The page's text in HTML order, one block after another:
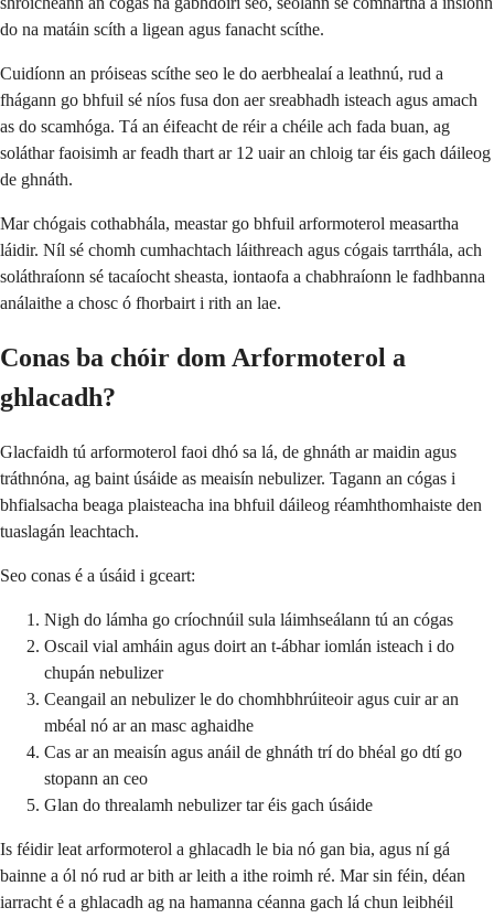
do na matáin scíth a ligean agus fanacht scíthe.
Cuidíonn an próiseas scíthe seo le do aerbhealaí a leathnú, rud a
fhágann go bhfuil sé níos fusa don aer sreabhadh isteach agus amach
as do scamhóga. Tá an éifeacht de réir a chéile ach fada buan, ag
soláthar faoisimh ar feadh thart ar 12 uair an chloig tar éis gach dáileog
de ghnáth.
Mar chógais cothabhála, meastar go bhfuil arformoterol measartha
láidir. Níl sé chomh cumhachtach láithreach agus cógais tarrthála, ach
soláthraíonn sé tacaíocht sheasta, iontaofa a chabhraíonn le fadhbanna
análaithe a chosc ó fhorbairt i rith an lae.
Conas ba chóir dom Arformoterol a
ghlacadh?
Glacfaidh tú arformoterol faoi dhó sa lá, de ghnáth ar maidin agus
tráthnóna, ag baint úsáide as meaisín nebulizer. Tagann an cógas i
bhfialsacha beaga plaisteacha ina bhfuil dáileog réamhthomhaiste den
tuaslagán leachtach.
Seo conas é a úsáid i gceart:
Nigh do lámha go críochnúil sula láimhseálann tú an cógas
Oscail vial amháin agus doirt an t-ábhar iomlán isteach i do
chupán nebulizer
Ceangail an nebulizer le do chomhbhrúiteoir agus cuir ar an
mbéal nó ar an masc aghaidhe
Cas ar an meaisín agus anáil de ghnáth trí do bhéal go dtí go
stopann an ceo
Glan do threalamh nebulizer tar éis gach úsáide
Is féidir leat arformoterol a ghlacadh le bia nó gan bia, agus ní gá
bainne a ól nó rud ar bith ar leith a ithe roimh ré. Mar sin féin, déan
iarracht é a ghlacadh ag na hamanna céanna gach lá chun leibhéil